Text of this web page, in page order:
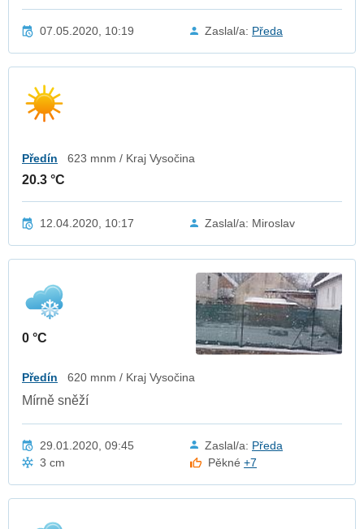
07.05.2020, 10:19 Zaslal/a: Předa
Předín 623 mnm / Kraj Vysočina
20.3 °C
12.04.2020, 10:17 Zaslal/a: Miroslav
0 °C
Předín 620 mnm / Kraj Vysočina
Mírně sněží
29.01.2020, 09:45 Zaslal/a: Předa
3 cm
Pěkné+7